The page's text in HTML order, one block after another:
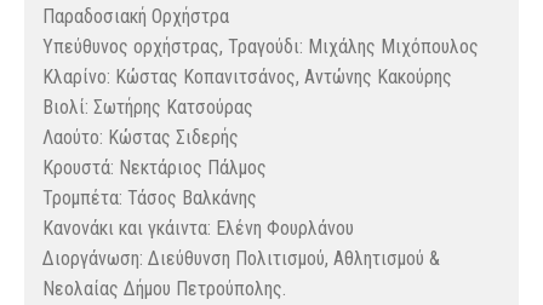
Παραδοσιακή Ορχήστρα
Υπεύθυνος ορχήστρας, Τραγούδι: Μιχάλης Μιχόπουλος
Κλαρίνο: Κώστας Κοπανιτσάνος, Αντώνης Κακούρης
Βιολί: Σωτήρης Κατσούρας
Λαούτο: Κώστας Σιδερής
Κρουστά: Νεκτάριος Πάλμος
Τρομπέτα: Τάσος Βαλκάνης
Κανονάκι και γκάιντα: Ελένη Φουρλάνου
Διοργάνωση: Διεύθυνση Πολιτισμού, Αθλητισμού &
Νεολαίας Δήμου Πετρούπολης.